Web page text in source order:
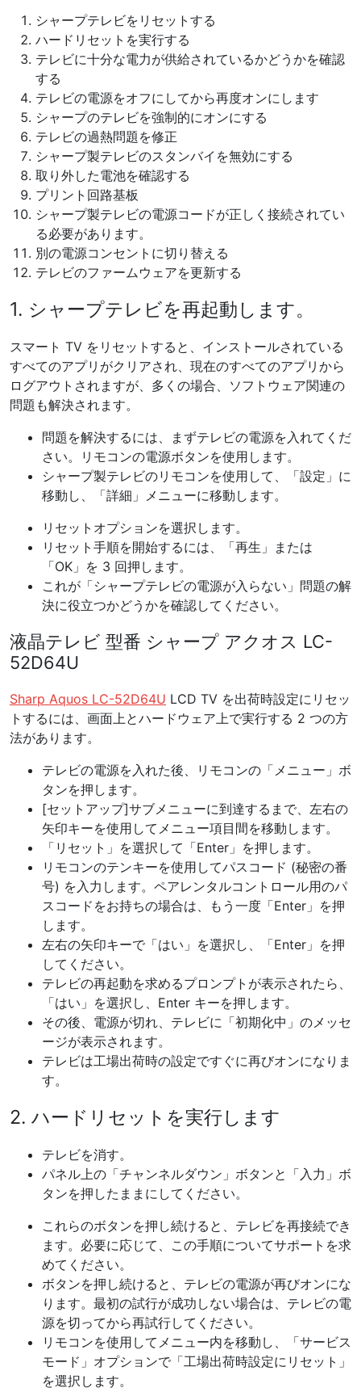
シャープテレビをリセットする
ハードリセットを実行する
テレビに十分な電力が供給されているかどうかを確認
する
テレビの電源をオフにしてから再度オンにします
シャープのテレビを強制的にオンにする
テレビの過熱問題を修正
シャープ製テレビのスタンバイを無効にする
取り外した電池を確認する
プリント回路基板
シャープ製テレビの電源コードが正しく接続されてい
る必要があります。
別の電源コンセントに切り替える
テレビのファームウェアを更新する
1. シャープテレビを再起動します。
スマート TV をリセットすると、インストールされている
すべてのアプリがクリアされ、現在のすべてのアプリから
ログアウトされますが、多くの場合、ソフトウェア関連の
問題も解決されます。
問題を解決するには、まずテレビの電源を入れてくだ
さい。リモコンの電源ボタンを使用します。
シャープ製テレビのリモコンを使用して、「設定」に
移動し、「詳細」メニューに移動します。
リセットオプションを選択します。
リセット手順を開始するには、「再生」または
「OK」を 3 回押します。
これが「シャープテレビの電源が入らない」問題の解
決に役立つかどうかを確認してください。
液晶テレビ 型番 シャープ アクオス LC-
52D64U
Sharp Aquos LC-52D64U LCD TV を出荷時設定にリセッ
トするには、画面上とハードウェア上で実行する 2 つの方
法があります。
テレビの電源を入れた後、リモコンの「メニュー」ボ
タンを押します。
[セットアップ]サブメニューに到達するまで、左右の
矢印キーを使用してメニュー項目間を移動します。
「リセット」を選択して「Enter」を押します。
リモコンのテンキーを使用してパスコード (秘密の番
号) を入力します。ペアレンタルコントロール用のパ
スコードをお持ちの場合は、もう一度「Enter」を押
します。
左右の矢印キーで「はい」を選択し、「Enter」を押
してください。
テレビの再起動を求めるプロンプトが表示されたら、
「はい」を選択し、Enter キーを押します。
その後、電源が切れ、テレビに「初期化中」のメッセ
ージが表示されます。
テレビは工場出荷時の設定ですぐに再びオンになりま
す。
2. ハードリセットを実行します
テレビを消す。
パネル上の「チャンネルダウン」ボタンと「入力」ボ
タンを押したままにしてください。
これらのボタンを押し続けると、テレビを再接続でき
ます。必要に応じて、この手順についてサポートを求
めてください。
ボタンを押し続けると、テレビの電源が再びオンにな
ります。最初の試行が成功しない場合は、テレビの電
源を切ってから再試行してください。
リモコンを使用してメニュー内を移動し、「サービス
モード」オプションで「工場出荷時設定にリセット」
を選択します。